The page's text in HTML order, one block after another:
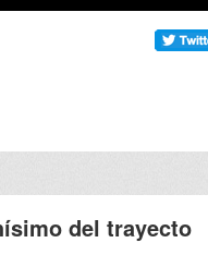
del trayecto